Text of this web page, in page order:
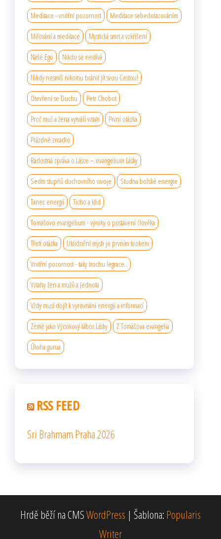
Meditace - vnitřní pozornost Meditace sebedotazováním
Milování a meditace Mystická smrt a vzkříšení
Naše Ego Nikdo se nedívá
Nikdy nesmíš nikomu bránit jít svou Cestou!
Otevření se Duchu Petr Chobot
Proč muž a žena vytváří vztah První otázka
Prázdné zrcadlo
Radostná zpráva o Lásce – evangelium Lásky
Sedm stupňů duchovního vıvoje Studna božské energie
Tanec energií Ticho a klid
Tomášovo evangelium - výroky o postavení člověka
Třetí otázka Uklidnění mysli je prvním krokem
Vnitřní pozornost - taky trochu legrace..
Vztahy žen a mužů a Jednota
Vždy musí dojít k vyrovnání energií a informací
Země jako Výcvikový tábor Lásky Z Tomášova evangelia
Úloha gurua
RSS FEED
Sri Brahmam Praha 2026
Hrdě běží na CMSWordPress | Šablona: Popularis
Writer